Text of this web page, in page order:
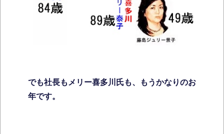
でも社長もメリー喜多川氏も、もうかなりのお
年です。